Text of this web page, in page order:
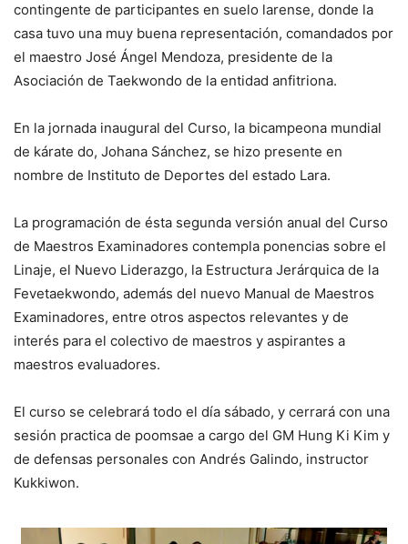
contingente de participantes en suelo larense, donde la
casa tuvo una muy buena representación, comandados por
el maestro José Ángel Mendoza, presidente de la
Asociación de Taekwondo de la entidad anfitriona.
En la jornada inaugural del Curso, la bicampeona mundial
de kárate do, Johana Sánchez, se hizo presente en
nombre de Instituto de Deportes del estado Lara.
La programación de ésta segunda versión anual del Curso
de Maestros Examinadores contempla ponencias sobre el
Linaje, el Nuevo Liderazgo, la Estructura Jerárquica de la
Fevetaekwondo, además del nuevo Manual de Maestros
Examinadores, entre otros aspectos relevantes y de
interés para el colectivo de maestros y aspirantes a
maestros evaluadores.
El curso se celebrará todo el día sábado, y cerrará con una
sesión practica de poomsae a cargo del GM Hung Ki Kim y
de defensas personales con Andrés Galindo, instructor
Kukkiwon.